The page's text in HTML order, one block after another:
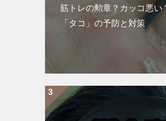
筋トレの勲章？カッコ悪い
「タコ」の予防と対策